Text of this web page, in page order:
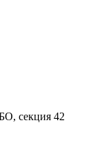
секция 42